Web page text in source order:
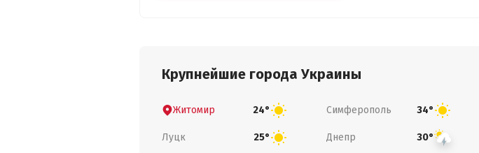
Крупнейшие города Украины
Житомир 24° Симферополь 34°
Луцк 25° Днепр 30°